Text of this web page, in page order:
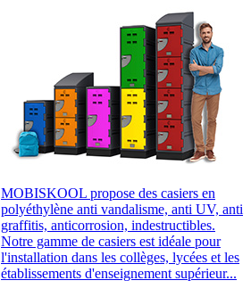
MOBISKOOL propose des casiers en
polyéthylène anti vandalisme, anti UV, anti
graffitis, anticorrosion, indestructibles.
Notre gamme de casiers est idéale pour
l'installation dans les collèges, lycées et les
établissements d'enseignement supérieur...